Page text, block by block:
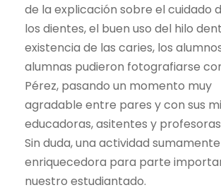
de la explicación sobre el cuidado
los dientes, el buen uso del hilo
existencia de las caries, los
alumnas pudieron fotografiarse
Pérez, pasando un momento muy
agradable entre pares y con sus
educadoras, asitentes y
Sin duda, una actividad sumamente
enriquecedora para parte
nuestro estudiantado.